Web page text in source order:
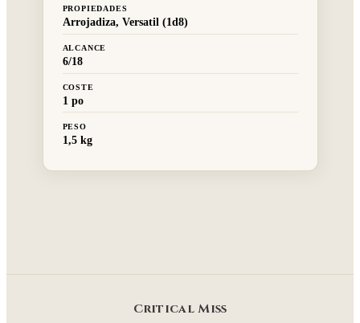
PROPIEDADES
Arrojadiza, Versatil (1d8)
ALCANCE
6/18
COSTE
1 po
PESO
1,5 kg
Critical Miss